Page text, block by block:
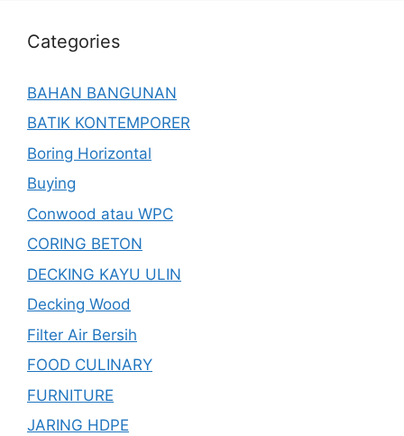
Categories
BAHAN BANGUNAN
BATIK KONTEMPORER
Boring Horizontal
Buying
Conwood atau WPC
CORING BETON
DECKING KAYU ULIN
Decking Wood
Filter Air Bersih
FOOD CULINARY
FURNITURE
JARING HDPE